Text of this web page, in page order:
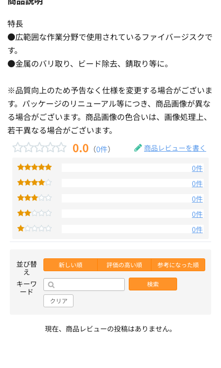
特長
●広範囲な作業分野で使用されているファイバージスクで
す。
●金属のバリ取り、ビード除去、錆取り等に。
※品質向上のため予告なく仕様を変更する場合がございま
す。パッケージのリニューアル等につき、商品画像が異な
る場合がございます。商品画像の色合いは、画像処理上、
若干異なる場合がございます。
0.0 （0件） 商品レビューを書く
0件
0件
0件
0件
0件
並び替
え
新しい順 評価の高い順 参考になった順
キーワ
ード
検索
クリア
現在、商品レビューの投稿はありません。